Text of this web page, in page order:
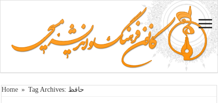
Home » Tag Archives: حافظ